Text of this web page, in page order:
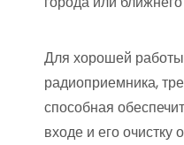
Для хорошей
радиоприемника,
способная
входе и его